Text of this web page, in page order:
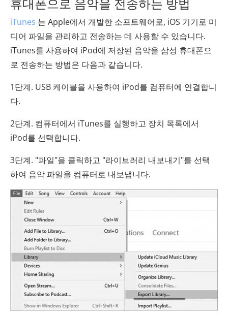
iTunes 는 Apple에서 개발한 소프트웨어로, iOS 기기로 미
디어 파일을 관리하고 전송하는 데 사용할 수 있습니다.
iTunes를 사용하여 iPod에 저장된 음악을 삼성 휴대폰으
로 전송하는 방법은 다음과 같습니다.
1단계. USB 케이블을 사용하여 iPod를 컴퓨터에 연결합니
다.
2단계. 컴퓨터에서 iTunes를 실행하고 장치 목록에서
iPod를 선택합니다.
3단계. "파일"을 클릭하고 "라이브러리 내보내기"를 선택
하여 음악 파일을 컴퓨터로 내보냅니다.